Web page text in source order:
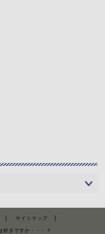
サイトマップ
きですか・・・？